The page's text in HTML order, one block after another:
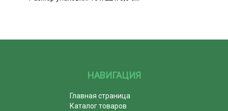
НАВИГАЦИЯ
Главная страница
Каталог товаров